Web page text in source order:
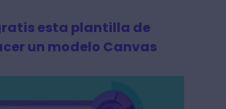
esta plantilla de
un modelo Canvas